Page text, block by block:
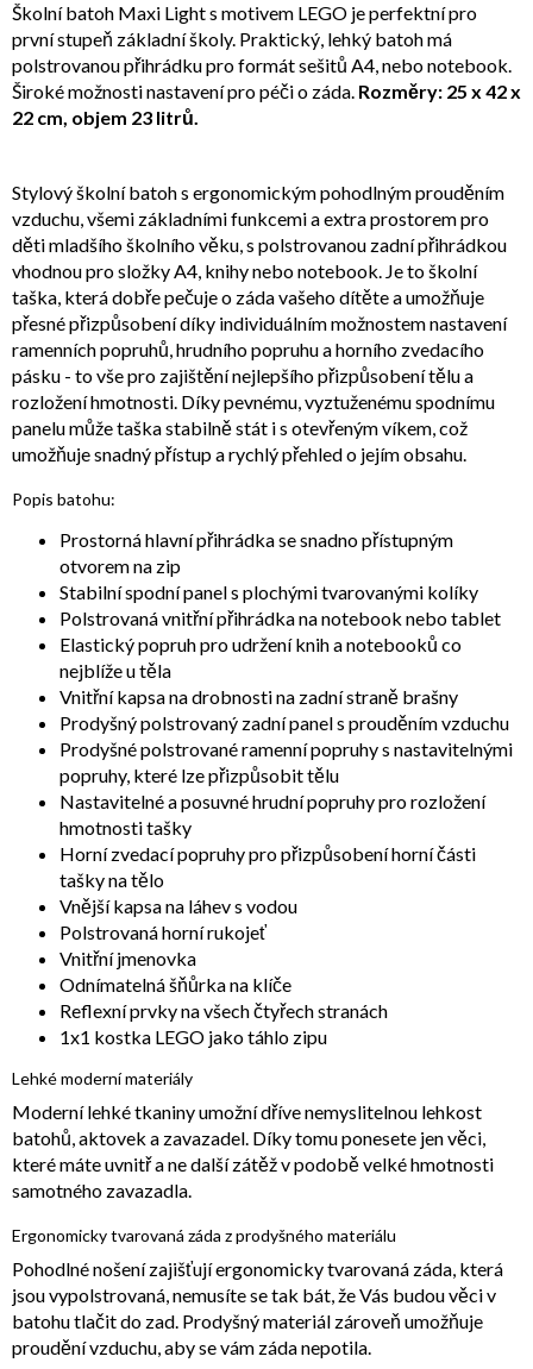
Školní batoh Maxi Light s motivem LEGO je perfektní pro
první stupeň základní školy. Praktický, lehký batoh má
polstrovanou přihrádku pro formát sešitů A4, nebo notebook.
Široké možnosti nastavení pro péči o záda. Rozměry: 25 x 42 x
22 cm, objem 23 litrů.
Stylový školní batoh s ergonomickým pohodlným prouděním
vzduchu, všemi základními funkcemi a extra prostorem pro
děti mladšího školního věku, s polstrovanou zadní přihrádkou
vhodnou pro složky A4, knihy nebo notebook. Je to školní
taška, která dobře pečuje o záda vašeho dítěte a umožňuje
přesné přizpůsobení díky individuálním možnostem nastavení
ramenních popruhů, hrudního popruhu a horního zvedacího
pásku - to vše pro zajištění nejlepšího přizpůsobení tělu a
rozložení hmotnosti. Díky pevnému, vyztuženému spodnímu
panelu může taška stabilně stát i s otevřeným víkem, což
umožňuje snadný přístup a rychlý přehled o jejím obsahu.
Popis batohu:
Prostorná hlavní přihrádka se snadno přístupným
otvorem na zip
Stabilní spodní panel s plochými tvarovanými kolíky
Polstrovaná vnitřní přihrádka na notebook nebo tablet
Elastický popruh pro udržení knih a notebooků co
nejblíže u těla
Vnitřní kapsa na drobnosti na zadní straně brašny
Prodyšný polstrovaný zadní panel s prouděním vzduchu
Prodyšné polstrované ramenní popruhy s nastavitelnými
popruhy, které lze přizpůsobit tělu
Nastavitelné a posuvné hrudní popruhy pro rozložení
hmotnosti tašky
Horní zvedací popruhy pro přizpůsobení horní části
tašky na tělo
Vnější kapsa na láhev s vodou
Polstrovaná horní rukojeť
Vnitřní jmenovka
Odnímatelná šňůrka na klíče
Reflexní prvky na všech čtyřech stranách
1x1 kostka LEGO jako táhlo zipu
Lehké moderní materiály
Moderní lehké tkaniny umožní dříve nemyslitelnou lehkost
batohů, aktovek a zavazadel. Díky tomu ponesete jen věci,
které máte uvnitř a ne další zátěž v podobě velké hmotnosti
samotného zavazadla.
Ergonomicky tvarovaná záda z prodyšného materiálu
Pohodlné nošení zajišťují ergonomicky tvarovaná záda, která
jsou vypolstrovaná, nemusíte se tak bát, že Vás budou věci v
batohu tlačit do zad. Prodyšný materiál zároveň umožňuje
proudění vzduchu, aby se vám záda nepotila.